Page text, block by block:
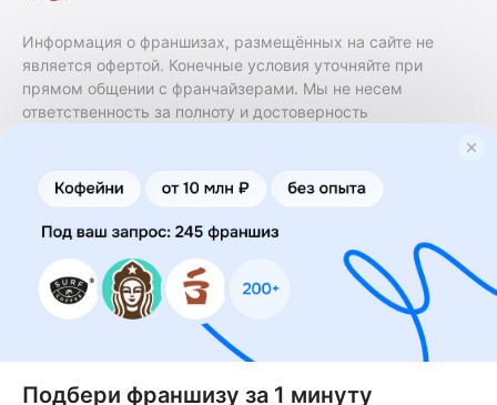
Информация о франшизах, размещённых на сайте не
является офертой. Конечные условия уточняйте при
прямом общении с франчайзерами. Мы не несем
ответственность за полноту и достоверность
финансовые услуги. Заключение договоров
коммерческой концессии (франчайзинга) осуществляется
правообладателями/их представителями. Бизнесменс.ру
не является посредником или представителем
правообладателя и не несет ответственность за условия
предоставления франшизы и действия лиц,
осуществленные на основании информации, имеющейся
на сайте или полученной через него. За достоверность
предоставленной информации несет ответственность
правообладатель.
Подбери франшизу за 1 минуту